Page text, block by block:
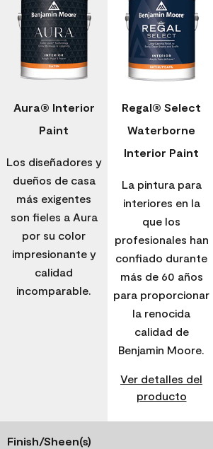
Aura® Interior
Paint
Los diseñadores y
dueños de casa
más exigentes
son fieles a Aura
por su color
impresionante y
calidad
incomparable.
Regal® Select
Waterborne
Interior Paint
La pintura para
interiores en la
que los
profesionales han
confiado durante
más de 60 años
para proporcionar
la renocida
calidad de
Benjamin Moore.
Ver detalles del
producto
Finish/Sheen(s)